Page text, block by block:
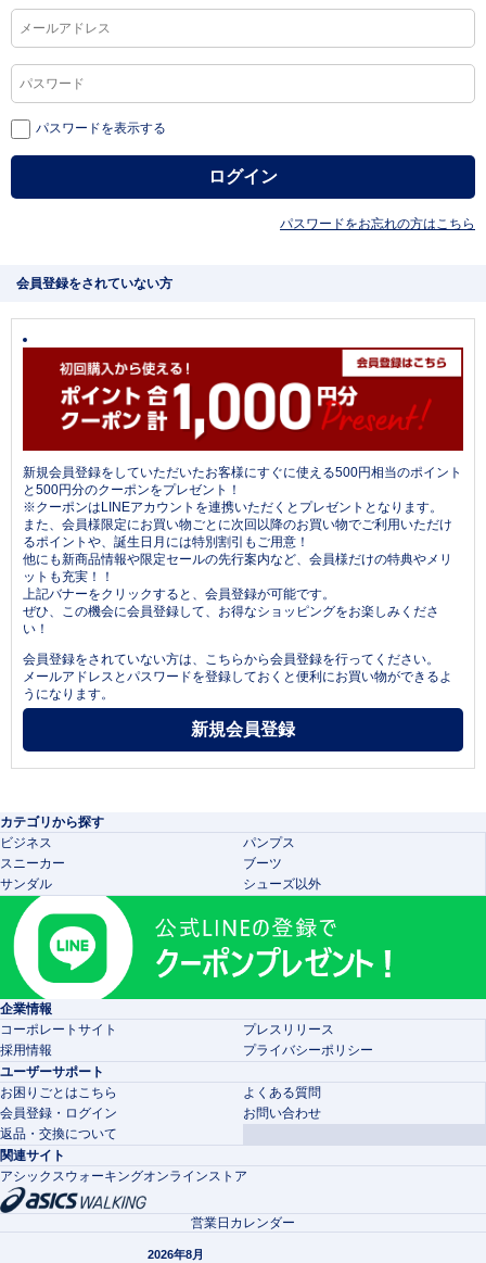
パスワードを表示する
パスワードをお忘れの方はこちら
会員登録をされていない方
新規会員登録をしていただいたお客様にすぐに使える500円相当のポイント
と500円分のクーポンをプレゼント！
※クーポンはLINEアカウントを連携いただくとプレゼントとなります。
また、会員様限定にお買い物ごとに次回以降のお買い物でご利用いただけ
るポイントや、誕生日月には特別割引もご用意！
他にも新商品情報や限定セールの先行案内など、会員様だけの特典やメリ
ットも充実！！
上記バナーをクリックすると、会員登録が可能です。
ぜひ、この機会に会員登録して、お得なショッピングをお楽しみくださ
い！
会員登録をされていない方は、こちらから会員登録を行ってください。
メールアドレスとパスワードを登録しておくと便利にお買い物ができるよ
うになります。
カテゴリから探す
ビジネス
パンプス
スニーカー
ブーツ
サンダル
シューズ以外
企業情報
コーポレートサイト
プレスリリース
採用情報
プライバシーポリシー
ユーザーサポート
お困りごとはこちら
よくある質問
会員登録・ログイン
お問い合わせ
返品・交換について
関連サイト
アシックスウォーキングオンラインストア
営業日カレンダー
2026年8月